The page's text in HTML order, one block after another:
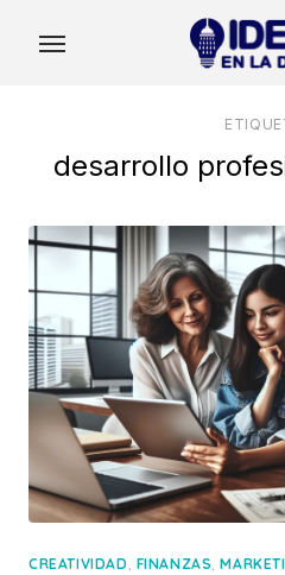
desarrollo
CREATIVIDAD, FINANZAS,